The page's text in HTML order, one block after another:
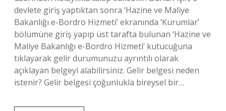
devlete giriş yaptıktan sonra ‘Hazine ve Maliye
Bakanlığı e-Bordro Hizmeti’ ekranında ‘Kurumlar’
bölümüne giriş yapıp üst tarafta bulunan ‘Hazine ve
Maliye Bakanlığı e-Bordro Hizmeti’ kutucuğuna
tıklayarak gelir durumunuzu ayrıntılı olarak
açıklayan belgeyi alabilirsiniz. Gelir belgesi neden
istenir? Gelir belgesi çoğunlukla bireysel bir…